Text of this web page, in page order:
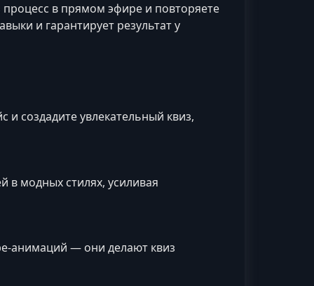
в прямом эфире и повторяете
и гарантирует результат у
и создадите увлекательный квиз,
в модных стилях, усиливая
анимаций — они делают квиз